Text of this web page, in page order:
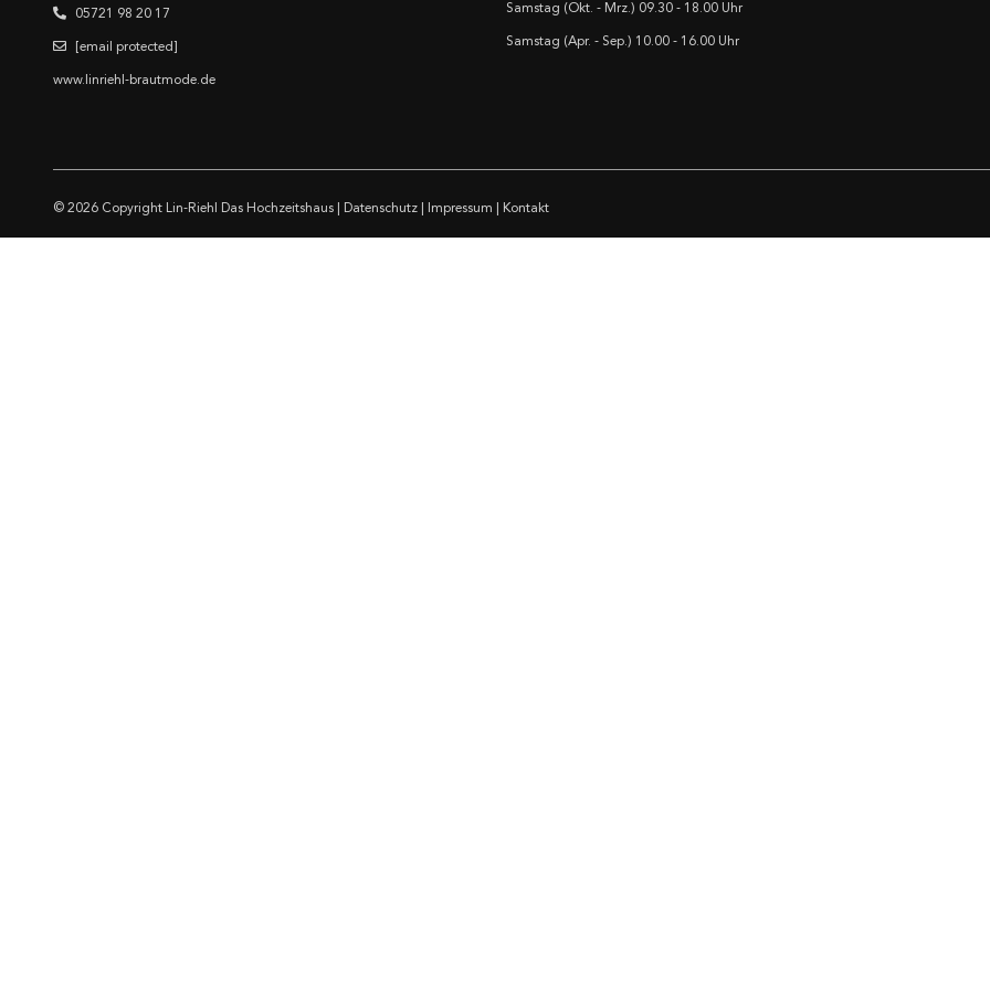
05721 98 20 17
[email protected]
www.linriehl-brautmode.de
Samstag (Okt. - Mrz.) 09.30 - 18.00 Uhr
Samstag (Apr. - Sep.) 10.00 - 16.00 Uhr
© 2026 Copyright Lin-Riehl Das Hochzeitshaus Datenschutz Impressum Kontakt